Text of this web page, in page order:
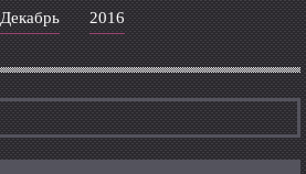
Декабрь 2016